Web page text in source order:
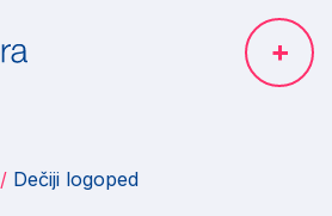
Dečiji logoped